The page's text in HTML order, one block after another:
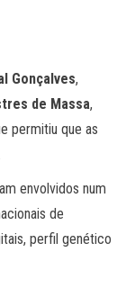
Gonçalves,
de Massa,
permitiu que as
envolvidos num
de
perfil genético